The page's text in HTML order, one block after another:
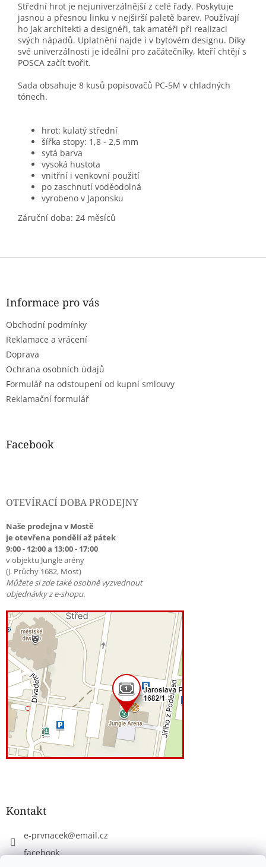
Střední hrot je nejuniverzálnější z celé řady. Poskytuje
jasnou a přesnou linku v nejširší paletě barev. Používají
ho jak architekti a designéři, tak amatéři při realizaci
svých nápadů. Uplatnění najde i v bytovém designu. Díky
své univerzálnosti je ideální pro začátečníky, kteří chtějí s
POSCA začít tvořit.
Sada obsahuje 8 kusů popisovačů PC-5M v chladných
tónech.
hrot: kulatý střední
šířka stopy: 1,8 - 2,5 mm
sytá barva
vysoká hustota
vnitřní i venkovní použití
po zaschnutí voděodolná
vyrobeno v Japonsku
Záruční doba: 24 měsíců
Z
Informace pro vás
Obchodní podmínky
Reklamace a vrácení
Doprava
Ochrana osobních údajů
Formulář na odstoupení od kupní smlouvy
Reklamační formulář
Facebook
OTEVÍRACÍ DOBA PRODEJNY
Naše prodejna v Mostě
je otevřena pondělí až pátek
9:00 - 12:00 a 13:00 - 17:00
v objektu Jungle arény
(J. Průchy 1682, Most)
Můžete si zde také osobně vyzvednout
objednávky z e-shopu.
Kontakt
e-prvnacek@email.cz
facebook